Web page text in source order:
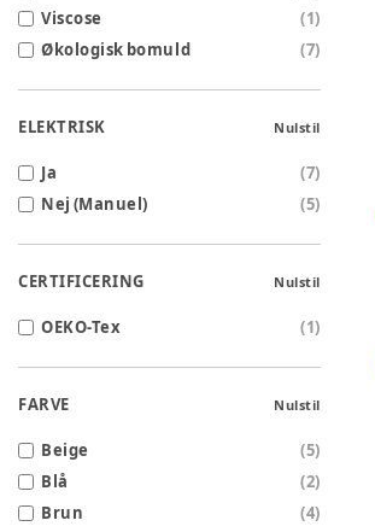
Viscose
(1)
Økologisk bomuld
(7)
ELEKTRISK Nulstil
Ja (7)
Nej (Manuel)
(5)
CERTIFICERING Nulstil
OEKO-Tex (1)
FARVE Nulstil
Beige (5)
Blå
(2)
Brun
(4)